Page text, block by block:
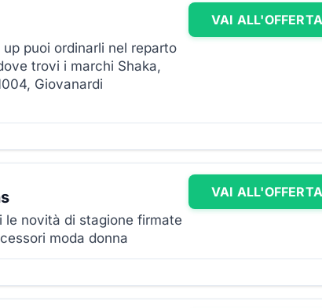
puoi ordinarli nel reparto
trovi i marchi Shaka,
Giovanardi
VAI ALL'OFFERTA
le novità di stagione firmate
moda donna
VAI ALL'OFFERTA